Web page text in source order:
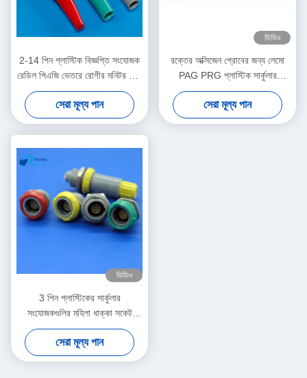
2-14 পিন প্লাস্টিক বিজ্ঞপ্তি সংযোজক
রেডিল পিএজি ভেতরে রোগীর মনিটর জন্য
মেডিকেল কেবল সংযোজকগুলির
সেরা মূল্য পান
ভিডিও
রক্তের অক্সিজেন প্রোবের জন্য লেমো
PAG PRG প্লাস্টিক সার্কুলার
সংযোগকারী 4pin
সেরা মূল্য পান
ভিডিও
3 পিন প্লাস্টিকের সার্কুলার
সংযোজকগুলির মহিলা ধাক্কা সকেট
পিসিবি ওয়েল্ডিং জন্য
সেরা মূল্য পান